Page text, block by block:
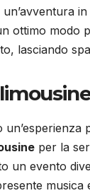
in
ottimo modo
lasciando
per la
un evento
musica